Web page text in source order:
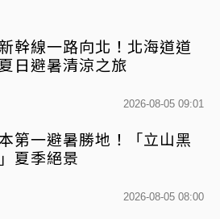
幹線一路向北！北海道道
日避暑清涼之旅
2026-08-05 09:01
第一避暑勝地！「立山黑
夏季絕景
2026-08-05 08:00